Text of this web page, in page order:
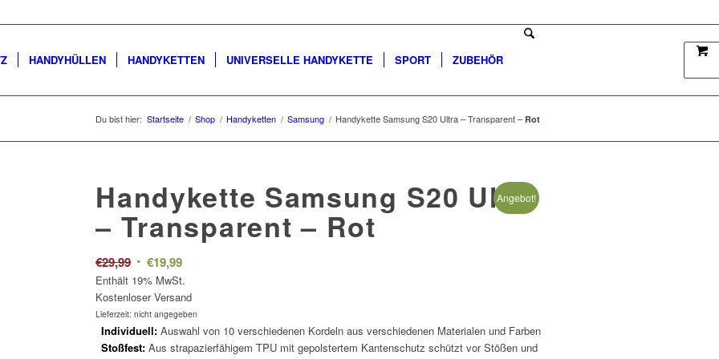
HANDYHÜLLEN HANDYKETTEN UNIVERSELLE HANDYKETTE SPORT ZUBEHÖR
Du bist hier: Startseite / Shop / Handyketten / Samsung / Handykette Samsung S20 Ultra – Transparent – Rot
Angebot!
Handykette Samsung S20 Ultra
– Transparent – Rot
€29,99 Ursprünglicher
Preis
war:
€29,99
€19,99Aktueller
Preis
ist:
€19,99.
Enthält 19% MwSt.
Kostenloser Versand
Lieferzeit: nicht angegeben
Individuell: Auswahl von 10 verschiedenen Kordeln aus verschiedenen Materialen und Farben
Stoßfest: Aus strapazierfähigem TPU mit gepolstertem Kantenschutz schützt vor Stößen und